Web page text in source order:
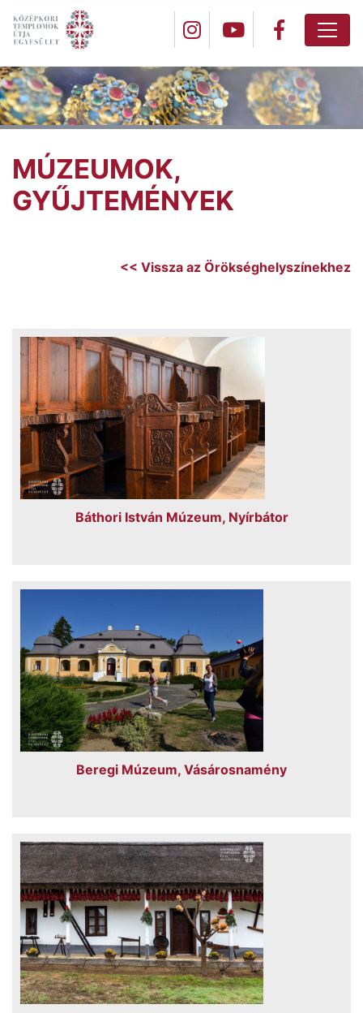
MÚZEUMOK,
GYŰJTEMÉNYEK
<< Vissza az Örökséghelyszínekhez
Báthori István Múzeum, Nyírbátor
Beregi Múzeum, Vásárosnamény